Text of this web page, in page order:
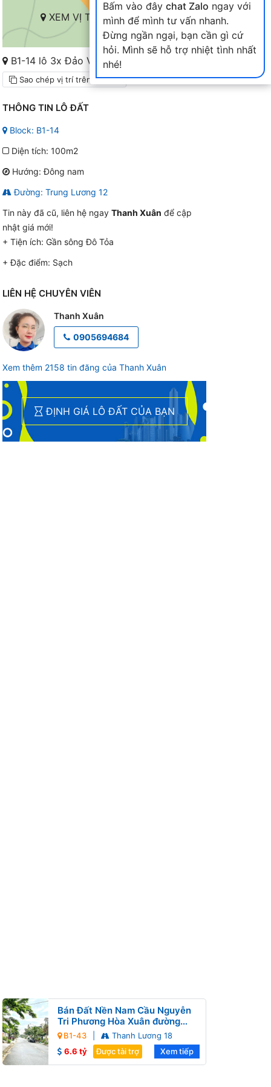
XEM VỊ TRÍ TRÊN BẢN ĐỒ
B1-14 lô 3x Đảo Vip Hòa Xuân
Sao chép vị trí trên bản đồ
THÔNG TIN LÔ ĐẤT
Block: B1-14
Diện tích: 100m2
Hướng: Đông nam
Đường: Trung Lương 12
Tin này đã cũ, liên hệ ngayThanh Xuân để cập
nhật giá mới!
+ Tiện ích: Gần sông Đô Tỏa
+ Đặc điểm: Sạch
LIÊN HỆ CHUYÊN VIÊN
Thanh Xuân
0905694684
Xem thêm 2158 tin đăng của Thanh Xuân
ĐỊNH GIÁ LÔ ĐẤT CỦA BẠN
Bán Đất Nền Nam Cầu Nguyễn
Tri Phương Hòa Xuân đường
Thanh Lương 18 B1-43 lô 9x
B1-43
Thanh Lương 18
6.6 tỷ
Được tài trợ Xem tiếp
Bấm vào đây chat Zalo ngay với
mình để mình tư vấn nhanh.
Đừng ngần ngại, bạn cần gì cứ
hỏi. Mình sẽ hỗ trợ nhiệt tình nhất
nhé!